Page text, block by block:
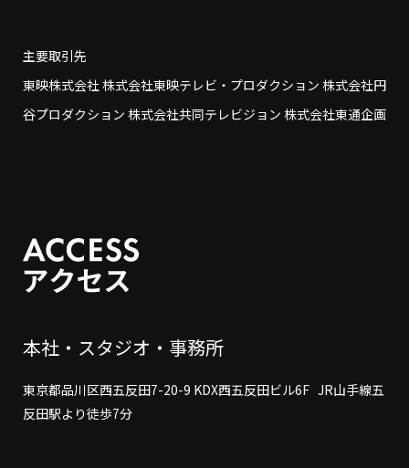
主要取引先
東映株式会社 株式会社東映テレビ・プロダクション 株式会社円
谷プロダクション 株式会社共同テレビジョン 株式会社東通企画
本社・スタジオ・事務所
東京都品川区西五反田7-20-9 KDX西五反田ビル6F JR山手線五
反田駅より徒歩7分